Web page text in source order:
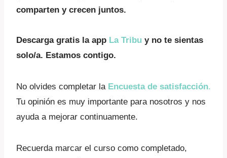
comparten y crecen juntos.
Descarga gratis la app La Tribu y no te sientas
solo/a. Estamos contigo.
No olvides completar la Encuesta de satisfacción.
Tu opinión es muy importante para nosotros y nos
ayuda a mejorar continuamente.
Recuerda marcar el curso como completado,